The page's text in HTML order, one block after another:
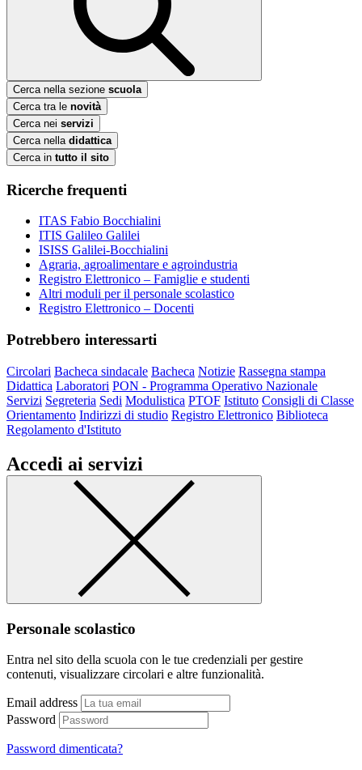
Cerca nella sezione scuola
Cerca tra le novità
Cerca nei servizi
Cerca nella didattica
Cerca in tutto il sito
Ricerche frequenti
ITAS Fabio Bocchialini
ITIS Galileo Galilei
ISISS Galilei-Bocchialini
Agraria, agroalimentare e agroindustria
Registro Elettronico – Famiglie e studenti
Altri moduli per il personale scolastico
Registro Elettronico – Docenti
Potrebbero interessarti
Circolari Bacheca sindacale Bacheca Notizie Rassegna stampa
Didattica Laboratori PON - Programma Operativo Nazionale
Servizi Segreteria Sedi Modulistica PTOF Istituto Consigli di Classe
Orientamento Indirizzi di studio Registro Elettronico Biblioteca
Regolamento d'Istituto
Accedi ai servizi
Personale scolastico
Entra nel sito della scuola con le tue credenziali per gestire
contenuti, visualizzare circolari e altre funzionalità.
Email address
Password
Password dimenticata?